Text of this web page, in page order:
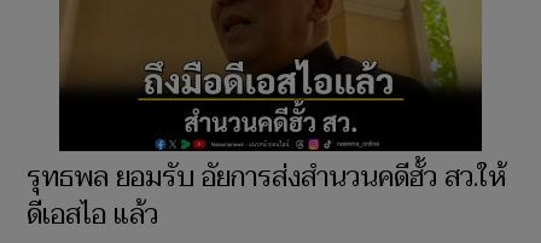
รุทธพล ยอมรับ อัยการส่งสำนวนคดีฮั้ว สว.ให้
ดีเอสไอ แล้ว